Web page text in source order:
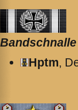
Hptm,